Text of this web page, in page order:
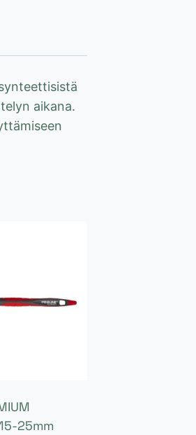
aikana.
25mm